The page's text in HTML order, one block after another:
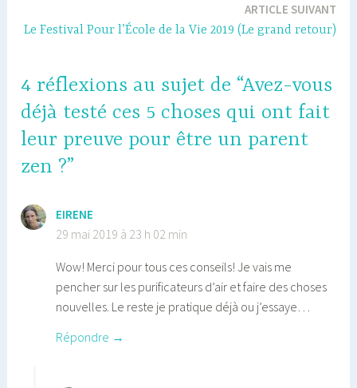
ARTICLE SUIVANT
Le Festival Pour l’École de la Vie 2019 (Le grand retour)
4 réflexions au sujet de “Avez-vous
déjà testé ces 5 choses qui ont fait
leur preuve pour être un parent
zen ?”
EIRENE
29 mai 2019 à 23 h 02 min
Wow! Merci pour tous ces conseils! Je vais me
pencher sur les purificateurs d’air et faire des choses
nouvelles. Le reste je pratique déjà ou j’essaye…
Répondre